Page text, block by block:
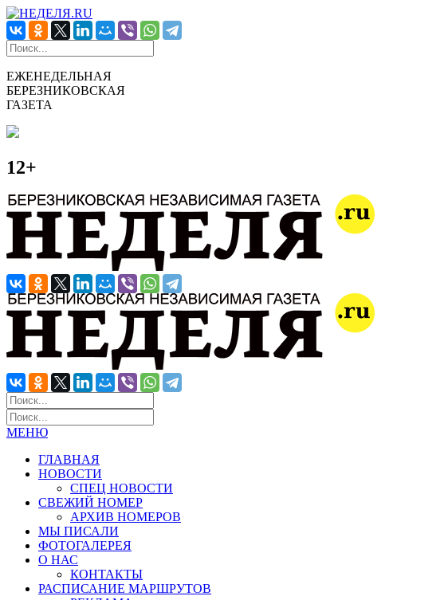
ЕЖЕНЕДЕЛЬНАЯ
БЕРЕЗНИКОВСКАЯ
ГАЗЕТА
12+
МЕНЮ
ГЛАВНАЯ
НОВОСТИ
СПЕЦ НОВОСТИ
СВЕЖИЙ НОМЕР
АРХИВ НОМЕРОВ
МЫ ПИСАЛИ
ФОТОГАЛЕРЕЯ
О НАС
КОНТАКТЫ
РАСПИСАНИЕ МАРШРУТОВ